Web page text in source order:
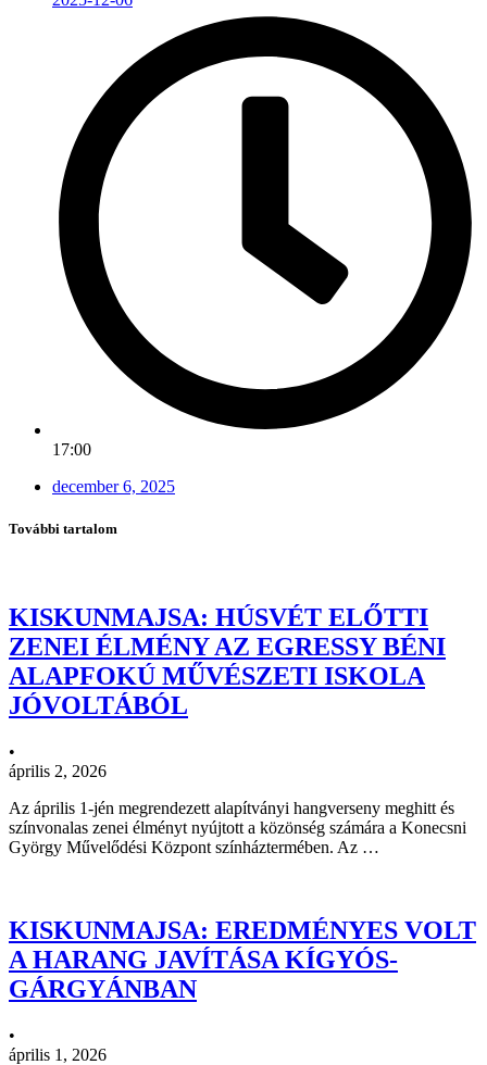
17:00
december 6, 2025
További tartalom
KISKUNMAJSA: HÚSVÉT ELŐTTI
ZENEI ÉLMÉNY AZ EGRESSY BÉNI
ALAPFOKÚ MŰVÉSZETI ISKOLA
JÓVOLTÁBÓL
•
április 2, 2026
Az április 1-jén megrendezett alapítványi hangverseny meghitt és
színvonalas zenei élményt nyújtott a közönség számára a Konecsni
György Művelődési Központ színháztermében. Az …
KISKUNMAJSA: EREDMÉNYES VOLT
A HARANG JAVÍTÁSA KÍGYÓS-
GÁRGYÁNBAN
•
április 1, 2026